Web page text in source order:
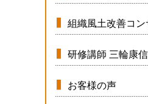
組織風土改善コ
研修講師 三輪康信
お客様の声